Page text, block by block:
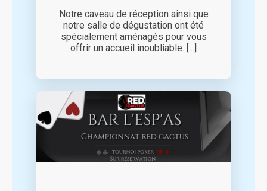
Notre caveau de réception ainsi que
notre salle de dégustation ont été
spécialement aménagés pour vous
offrir un accueil inoubliable. [...]